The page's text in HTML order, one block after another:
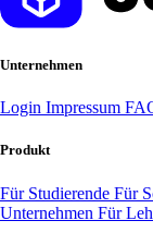
Unternehmen
Login Impressum
Produkt
Für Studierende Für
Unternehmen Für